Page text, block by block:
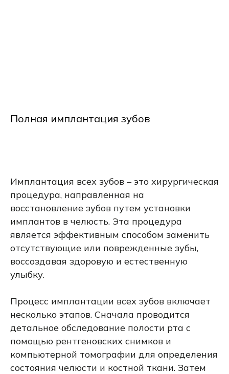
Полная имплантация зубов
Имплантация всех зубов – это хирургическая
процедура, направленная на
восстановление зубов путем установки
имплантов в челюсть. Эта процедура
является эффективным способом заменить
отсутствующие или поврежденные зубы,
воссоздавая здоровую и естественную
улыбку.
Процесс имплантации всех зубов включает
несколько этапов. Сначала проводится
детальное обследование полости рта с
помощью рентгеновских снимков и
компьютерной томографии для определения
состояния челюсти и костной ткани. Затем